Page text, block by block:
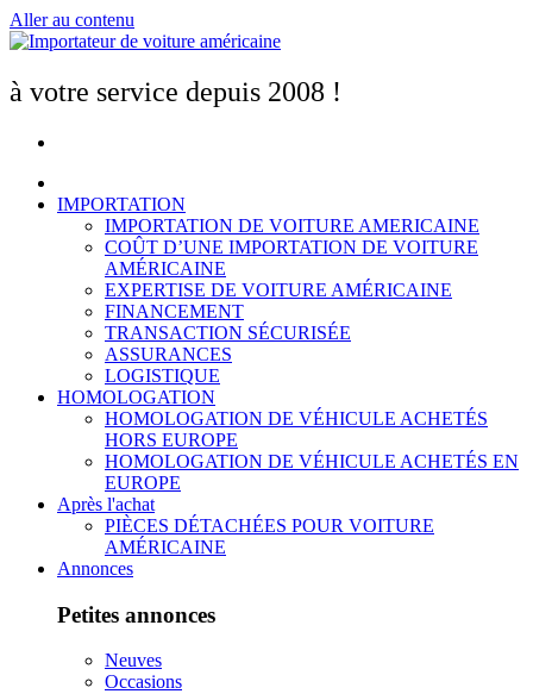
Aller au contenu
à votre service depuis 2008 !
IMPORTATION
IMPORTATION DE VOITURE AMERICAINE
COÛT D’UNE IMPORTATION DE VOITURE
AMÉRICAINE
EXPERTISE DE VOITURE AMÉRICAINE
FINANCEMENT
TRANSACTION SÉCURISÉE
ASSURANCES
LOGISTIQUE
HOMOLOGATION
HOMOLOGATION DE VÉHICULE ACHETÉS
HORS EUROPE
HOMOLOGATION DE VÉHICULE ACHETÉS EN
EUROPE
Après l'achat
PIÈCES DÉTACHÉES POUR VOITURE
AMÉRICAINE
Annonces
Petites annonces
Neuves
Occasions